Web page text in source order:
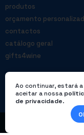
produtos
orçamento
contactos
catálogo geral
gifts4wine
Livro
Ao continuar, estará a
aceitar a nossa
de privacidade.